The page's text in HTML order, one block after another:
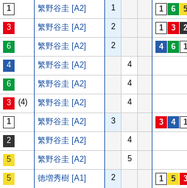
繁野谷圭 [A2] 1
繁野谷圭 [A2] 2
繁野谷圭 [A2] 2
繁野谷圭 [A2] 4
繁野谷圭 [A2] 4
(4) 繁野谷圭 [A2] 4
繁野谷圭 [A2] 3
繁野谷圭 [A2] 4
繁野谷圭 [A2] 5
徳増秀樹 [A1] 2